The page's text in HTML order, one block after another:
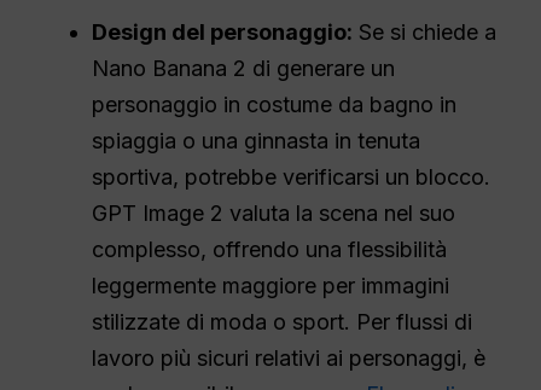
Design del personaggio: Se si chiede a
Nano Banana 2 di generare un
personaggio in costume da bagno in
spiaggia o una ginnasta in tenuta
sportiva, potrebbe verificarsi un blocco.
GPT Image 2 valuta la scena nel suo
complesso, offrendo una flessibilità
leggermente maggiore per immagini
stilizzate di moda o sport. Per flussi di
lavoro più sicuri relativi ai personaggi, è